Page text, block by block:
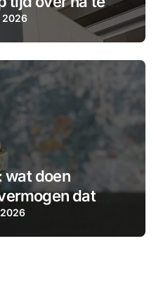
2026
wat doen
dat
is?